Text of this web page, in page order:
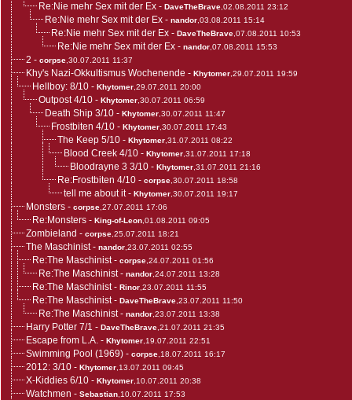
Re:Nie mehr Sex mit der Ex - DaveTheBrave ,02.08.2011 23:12
Re:Nie mehr Sex mit der Ex - nandor ,03.08.2011 15:14
Re:Nie mehr Sex mit der Ex - DaveTheBrave ,07.08.2011 10:53
Re:Nie mehr Sex mit der Ex - nandor ,07.08.2011 15:53
2 - corpse ,30.07.2011 11:37
Khy's Nazi-Okkultismus Wochenende - Khytomer ,29.07.2011 19:59
Hellboy: 8/10 - Khytomer ,29.07.2011 20:00
Outpost 4/10 - Khytomer ,30.07.2011 06:59
Death Ship 3/10 - Khytomer ,30.07.2011 11:47
Frostbiten 4/10 - Khytomer ,30.07.2011 17:43
The Keep 5/10 - Khytomer ,31.07.2011 08:22
Blood Creek 4/10 - Khytomer ,31.07.2011 17:18
Bloodrayne 3 3/10 - Khytomer ,31.07.2011 21:16
Re:Frostbiten 4/10 - corpse ,30.07.2011 18:58
tell me about it- Khytomer ,30.07.2011 19:17
Monsters - corpse ,27.07.2011 17:06
Re:Monsters - King-of-Leon ,01.08.2011 09:05
Zombieland - corpse ,25.07.2011 18:21
The Maschinist- nandor ,23.07.2011 02:55
Re:The Maschinist- corpse ,24.07.2011 01:56
Re:The Maschinist- nandor ,24.07.2011 13:28
Re:The Maschinist- Rinor ,23.07.2011 11:55
Re:The Maschinist- DaveTheBrave ,23.07.2011 11:50
Re:The Maschinist- nandor ,23.07.2011 13:38
Harry Potter 7/1 - DaveTheBrave ,21.07.2011 21:35
Escape from L.A. - Khytomer ,19.07.2011 22:51
Swimming Pool (1969) - corpse ,18.07.2011 16:17
2012: 3/10 - Khytomer ,13.07.2011 09:45
X-Kiddies 6/10 - Khytomer ,10.07.2011 20:38
Watchmen - Sebastian ,10.07.2011 17:53